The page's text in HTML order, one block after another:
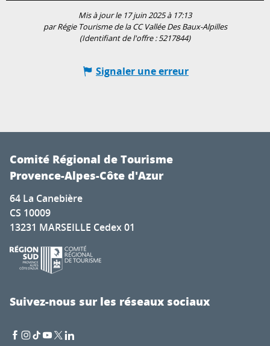
Mis à jour le 17 juin 2025 à 17:13
par Régie Tourisme de la CC Vallée Des Baux-Alpilles
(Identifiant de l'offre :5217844)
Signaler une erreur
Comité Régional de Tourisme
Provence-Alpes-Côte d'Azur
64 La Canebière
CS 10009
13231 MARSEILLE Cedex 01
Suivez-nous sur les réseaux sociaux